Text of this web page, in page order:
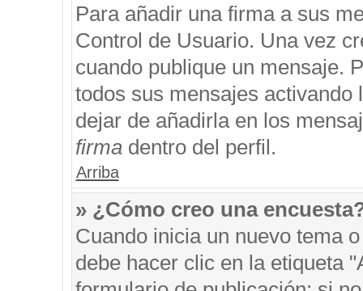
Para añadir una firma a sus
Control de Usuario. Una vez
cuando publique un mensaje.
todos sus mensajes
dejar de añadirla en los
firmadentro del perfil.
Arriba
» ¿Cómo creo una
Cuando inicia un nuevo tema
debe hacer clic en la etiqueta